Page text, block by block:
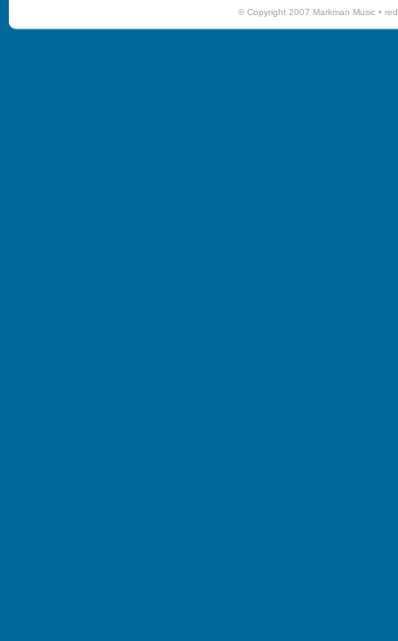
© Copyright 2007 Markman Music •